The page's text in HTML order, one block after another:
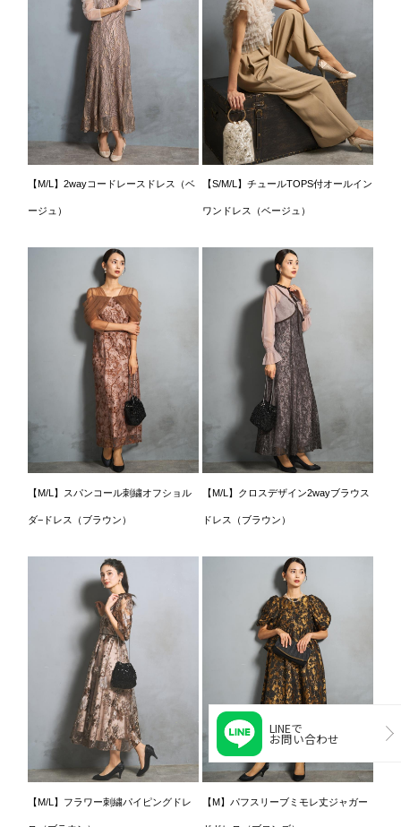
【M/L】2wayコードレースドレス（ベ
ージュ）
【S/M/L】チュールTOPS付オールイン
ワンドレス（ベージュ）
【M/L】スパンコール刺繍オフショル
ダ−ドレス（ブラウン）
【M/L】クロスデザイン2wayブラウス
ドレス（ブラウン）
【M/L】フラワー刺繍パイピングドレ 【M】パフスリーブミモレ丈ジャガー
LINEで
お問い合わせ